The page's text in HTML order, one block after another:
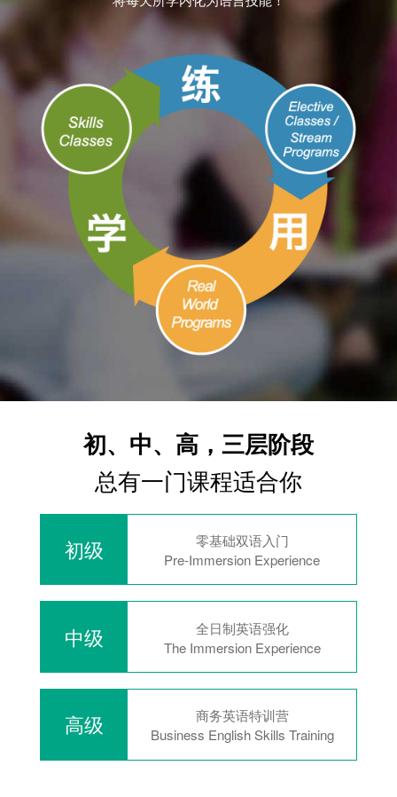
初、中、高，三层阶段
总有一门课程适合你
初级
零基础双语入门
Pre-Immersion Experience
中级
全日制英语强化
The Immersion Experience
高级
商务英语特训营
Business English Skills Training